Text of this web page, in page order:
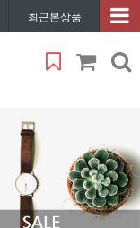
최근본상품